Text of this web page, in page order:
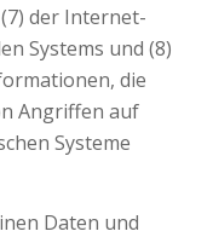
der Internet-
Systems und (8)
die
Angriffen auf
Systeme
Daten und